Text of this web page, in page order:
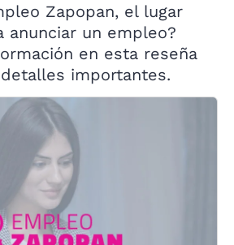
Zapopan, el lugar
anunciar un empleo?
en esta reseña
importantes.